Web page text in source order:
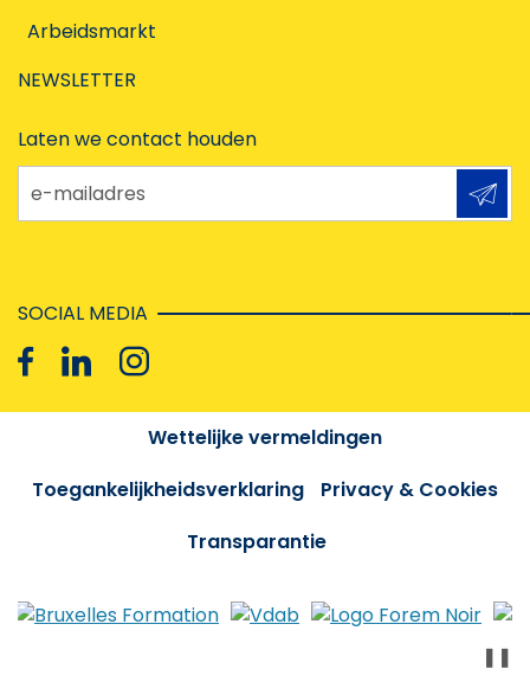
Arbeidsmarkt
NEWSLETTER
Laten we contact houden
e-mailadres
SOCIAL MEDIA
Wettelijke vermeldingen
Toegankelijkheidsverklaring
Privacy & Cookies
Transparantie
❚❚